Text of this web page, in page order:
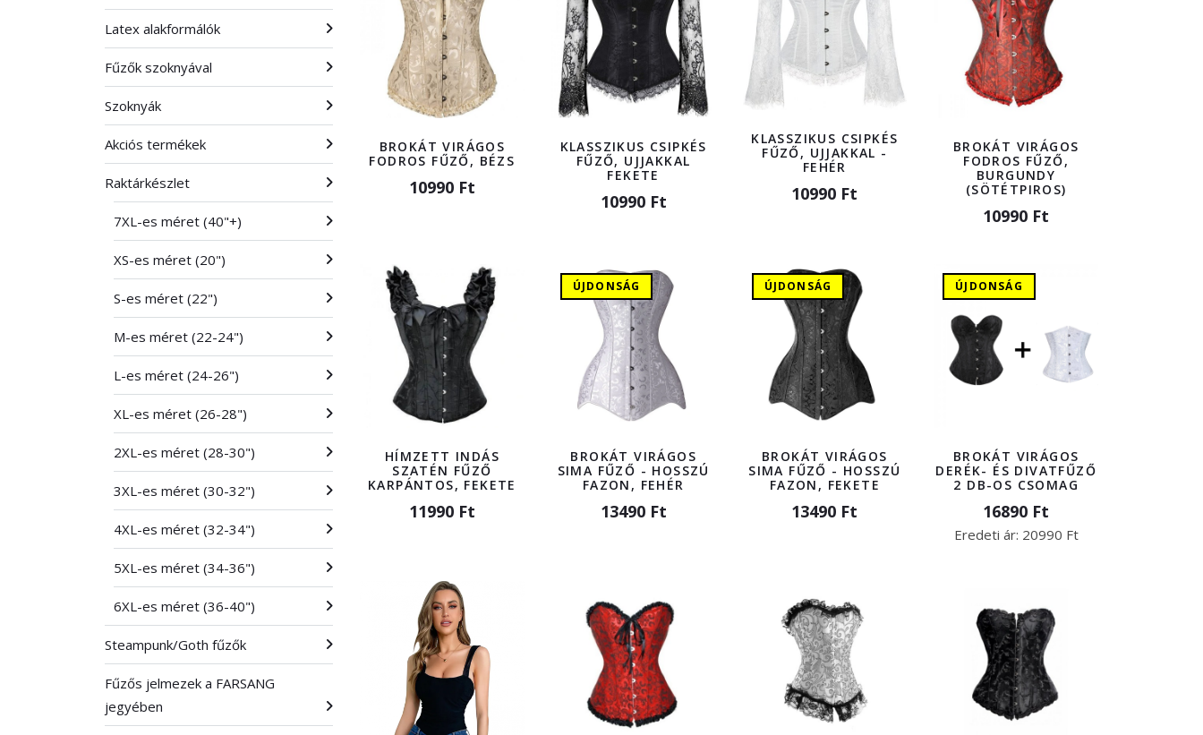
Latex alakformálók
Fűzők szoknyával
Szoknyák
Akciós termékek
Raktárkészlet
7XL-es méret (40"+)
XS-es méret (20")
S-es méret (22")
M-es méret (22-24")
L-es méret (24-26")
XL-es méret (26-28")
2XL-es méret (28-30")
3XL-es méret (30-32")
4XL-es méret (32-34")
5XL-es méret (34-36")
6XL-es méret (36-40")
Steampunk/Goth fűzők
Fűzős jelmezek a FARSANG
jegyében
BROKÁT VIRÁGOS
FODROS FŰZŐ, BÉZS
10990 Ft
KLASSZIKUS CSIPKÉS
FŰZŐ, UJJAKKAL
FEKETE
10990 Ft
KLASSZIKUS CSIPKÉS
FŰZŐ, UJJAKKAL -
FEHÉR
10990 Ft
BROKÁT VIRÁGOS
FODROS FŰZŐ,
BURGUNDY
(SÖTÉTPIROS)
10990 Ft
HÍMZETT INDÁS
SZATÉN FŰZŐ
KARPÁNTOS, FEKETE
11990 Ft
ÚJDONSÁG
BROKÁT VIRÁGOS
SIMA FŰZŐ - HOSSZÚ
FAZON, FEHÉR
13490 Ft
ÚJDONSÁG
BROKÁT VIRÁGOS
SIMA FŰZŐ - HOSSZÚ
FAZON, FEKETE
13490 Ft
ÚJDONSÁG
BROKÁT VIRÁGOS
DERÉK- ÉS DIVATFŰZŐ
2 DB-OS CSOMAG
16890 Ft
Eredeti ár: 20990 Ft